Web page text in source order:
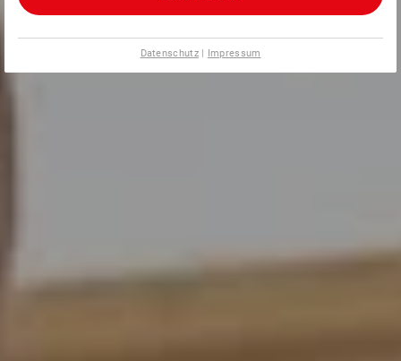
Datenschutz| Impressum